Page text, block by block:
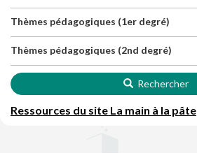
Thèmes pédagogiques (1er degré)
Thèmes pédagogiques (2nd degré)
Rechercher
Ressources du site La main à la pâte